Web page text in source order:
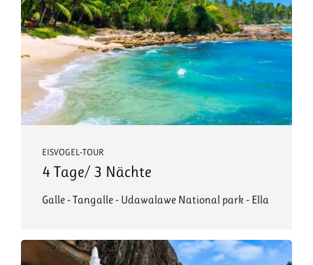
EISVOGEL-TOUR
4 Tage/ 3 Nächte
Galle - Tangalle - Udawalawe National park - Ella